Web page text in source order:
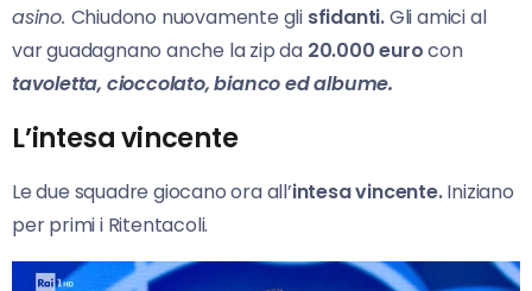
asino. Chiudono nuovamente gli sfidanti.Gli amici al
var guadagnano anche la zip da 20.000 eurocon
tavoletta, cioccolato, bianco ed albume.
L’intesa vincente
Le due squadre giocano ora all’intesa vincente.Iniziano
per primi i Ritentacoli.